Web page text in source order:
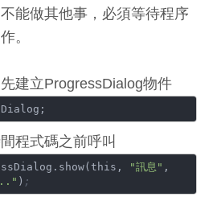
能做其他事，必須等待程序
。
建立ProgressDialog物件
程式碼之前呼叫
"訊息"
..." ) ;